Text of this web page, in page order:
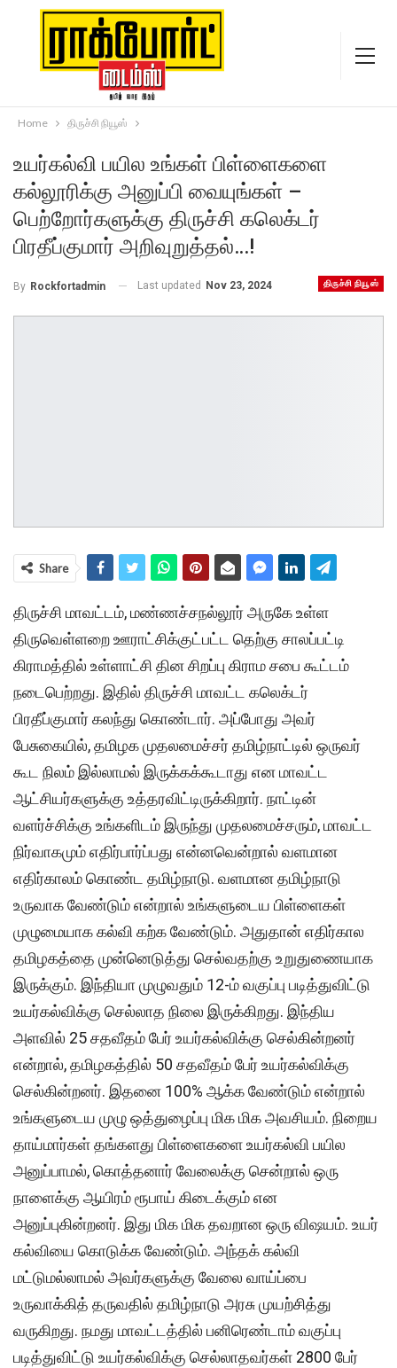
Home திருச்சி நியூஸ்
உயர்கல்வி பயில உங்கள் பிள்ளைகளை
கல்லூரிக்கு அனுப்பி வையுங்கள் –
பெற்றோர்களுக்கு திருச்சி கலெக்டர்
பிரதீப்குமார் அறிவுறுத்தல்…!
திருச்சி நியூஸ்
By Rockfortadmin Last updated Nov 23, 2024
Share
திருச்சி மாவட்டம், மண்ணச்சநல்லூர் அருகே உள்ள
திருவெள்ளறை ஊராட்சிக்குட்பட்ட தெற்கு சாலப்பட்டி
கிராமத்தில் உள்ளாட்சி தின சிறப்பு கிராம சபை கூட்டம்
நடைபெற்றது. இதில் திருச்சி மாவட்ட கலெக்டர்
பிரதீப்குமார் கலந்து கொண்டார். அப்போது அவர்
பேசுகையில், தமிழக முதலமைச்சர் தமிழ்நாட்டில் ஒருவர்
கூட நிலம் இல்லாமல் இருக்கக்கூடாது என மாவட்ட
ஆட்சியர்களுக்கு உத்தரவிட்டிருக்கிறார். நாட்டின்
வளர்ச்சிக்கு உங்களிடம் இருந்து முதலமைச்சரும், மாவட்ட
நிர்வாகமும் எதிர்பார்ப்பது என்னவென்றால் வளமான
எதிர்காலம் கொண்ட தமிழ்நாடு. வளமான தமிழ்நாடு
உருவாக வேண்டும் என்றால் உங்களுடைய பிள்ளைகள்
முழுமையாக கல்வி கற்க வேண்டும். அதுதான் எதிர்கால
தமிழகத்தை முன்னெடுத்து செல்வதற்கு உறுதுணையாக
இருக்கும். இந்தியா முழுவதும் 12-ம் வகுப்பு படித்துவிட்டு
உயர்கல்விக்கு செல்லாத நிலை இருக்கிறது. இந்திய
அளவில் 25 சதவீதம் பேர் உயர்கல்விக்கு செல்கின்றனர்
என்றால், தமிழகத்தில் 50 சதவீதம் பேர் உயர்கல்விக்கு
செல்கின்றனர். இதனை 100% ஆக்க வேண்டும் என்றால்
உங்களுடைய முழு ஒத்துழைப்பு மிக மிக அவசியம். நிறைய
தாய்மார்கள் தங்களது பிள்ளைகளை உயர்கல்வி பயில
அனுப்பாமல், கொத்தனார் வேலைக்கு சென்றால் ஒரு
நாளைக்கு ஆயிரம் ரூபாய் கிடைக்கும் என
அனுப்புகின்றனர். இது மிக மிக தவறான ஒரு விஷயம். உயர்
கல்வியை கொடுக்க வேண்டும். அந்தக் கல்வி
மட்டுமல்லாமல் அவர்களுக்கு வேலை வாய்ப்பை
உருவாக்கித் தருவதில் தமிழ்நாடு அரசு முயற்சித்து
வருகிறது. நமது மாவட்டத்தில் பனிரெண்டாம் வகுப்பு
படித்துவிட்டு உயர்கல்விக்கு செல்லாதவர்கள் 2800 பேர்